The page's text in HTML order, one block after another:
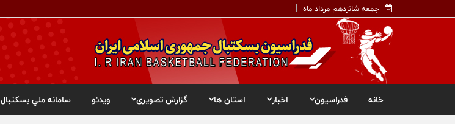
جمعه شانزدهم مرداد ماه
خانه فدراسیون اخبار استان ها گزارش تصویری ویدئو سامانه ملي بسکتبال